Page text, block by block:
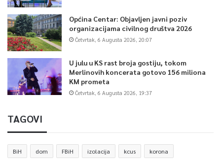
Općina Centar: Objavljen javni poziv
organizacijama civilnog društva 2026
Četvrtak, 6 Augusta 2026, 20:07
U julu u KS rast broja gostiju, tokom
Merlinovih koncerata gotovo 156 miliona
KM prometa
Četvrtak, 6 Augusta 2026, 19:37
TAGOVI
BiH dom FBiH izolacija kcus korona